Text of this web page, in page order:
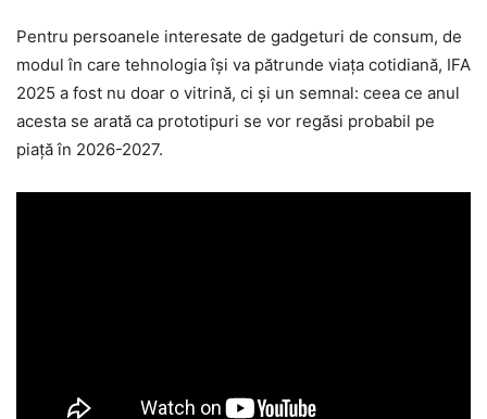
Pentru persoanele interesate de gadgeturi de consum, de
modul în care tehnologia își va pătrunde viața cotidiană, IFA
2025 a fost nu doar o vitrină, ci și un semnal: ceea ce anul
acesta se arată ca prototipuri se vor regăsi probabil pe
piață în 2026-2027.